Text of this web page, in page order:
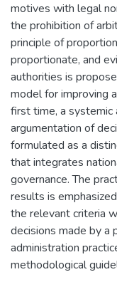
motives with legal
the prohibition of
principle of
proportionate, and
authorities is
model for improving
first time, a systemic
argumentation of
formulated as a
that integrates
governance. The
results is
the relevant criteria
decisions made by a
administration
methodological